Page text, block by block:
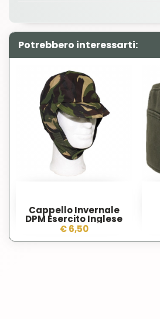
Potrebbero interessarti:
Cappello Invernale
DPM Esercito Inglese
€ 6,50